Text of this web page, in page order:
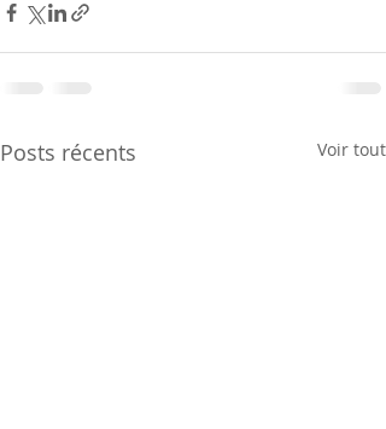
Posts récents Voir tout